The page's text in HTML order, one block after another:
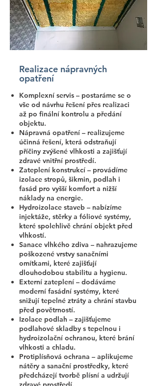
Realizace nápravných
opatření
Komplexní servis – postaráme se o
vše od návrhu řešení přes realizaci
až po finální kontrolu a předání
objektu.
Nápravná opatření – realizujeme
účinná řešení, která odstraňují
příčiny zvýšené vlhkosti a zajišťují
zdravé vnitřní prostředí.
Zateplení konstrukcí – provádíme
izolace stropů, šikmin, podlah i
fasád pro vyšší komfort a nižší
náklady na energie.
Hydroizolace staveb – nabízíme
injektáže, stěrky a fóliové systémy,
které spolehlivě chrání objekt před
vlhkostí.
Sanace vlhkého zdiva – nahrazujeme
poškozené vrstvy sanačními
omítkami, které zajišťují
dlouhodobou stabilitu a hygienu.
Externí zateplení – dodáváme
moderní fasádní systémy, které
snižují tepelné ztráty a chrání stavbu
před povětrností.
Izolace podlah – zajišťujeme
podlahové skladby s tepelnou i
hydroizolační ochranou, které brání
vlhkosti a chladu.
Protiplísňová ochrana – aplikujeme
nátěry a sanační prostředky, které
předcházejí tvorbě plísní a udržují